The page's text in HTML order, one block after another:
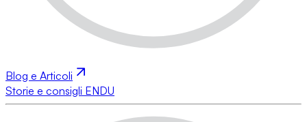
Blog e Articoli
Storie e consigli ENDU